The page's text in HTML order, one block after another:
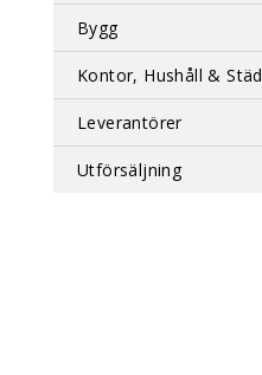
Bygg
Kontor, Hushåll & Städ
Leverantörer
Utförsäljning